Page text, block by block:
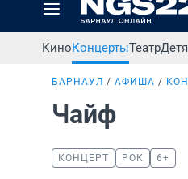
КиноКонцертыТеатр
БАРНАУЛ АФИША
Чайф
КОНЦЕРТ РОК 6+